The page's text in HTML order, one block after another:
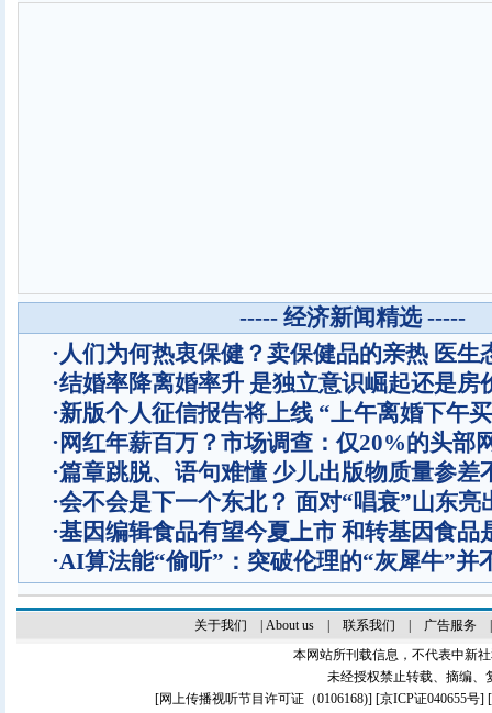
----- 经济新闻精选 -----
·人们为何热衷保健？卖保健品的亲热 医生
·结婚率降离婚率升 是独立意识崛起还是房
·新版个人征信报告将上线 “上午离婚下午
· 网红年薪百万？市场调查：仅20%的头部
·篇章跳脱、语句难懂 少儿出版物质量参差
·会不会是下一个东北？ 面对“唱衰”山东亮
·基因编辑食品有望今夏上市 和转基因食品
·AI算法能“偷听”：突破伦理的“灰犀牛”并
关于我们 About us| 联系我们 广告服务
本网站所刊载信息，不代表中新
未经授权禁止转载、摘编、
[网上传播视听节目许可证（0106168)] [京ICP证040655号]